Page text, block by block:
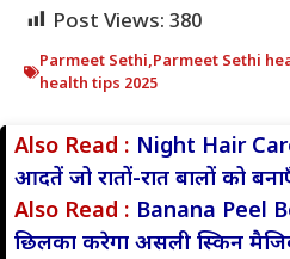
Post Views: 380
Parmeet Sethi,Parmeet Sethi
health tips 2025
Also Read : Night Hair
आदतें जो रातों-रात बालों को
Also Read : Banana Peel
छिलका करेगा असली स्किन